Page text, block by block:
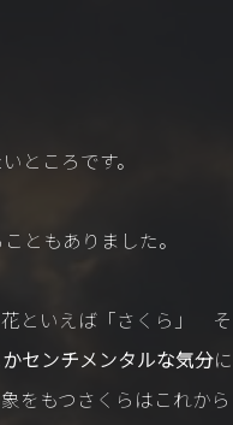
ところです。
ともありました。
花といえば「さくら」 そ
センチメンタルな気分に
をもつさくらはこれから